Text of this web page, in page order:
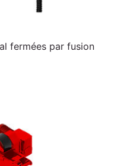
fermées par fusion